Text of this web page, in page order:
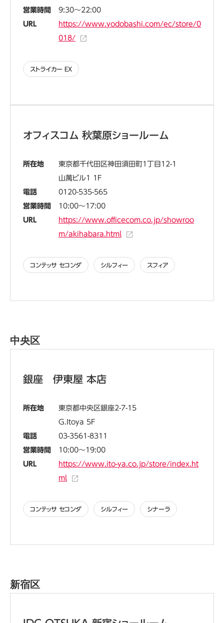
営業時間
9:30～22:00
URL
https://www.yodobashi.com/ec/store/0
018/
ストライカー EX
オフィスコム 秋葉原ショールーム
所在地
東京都千代田区神田須田町1丁目12-1
山萬ビル1 1F
電話
0120-535-565
営業時間
10:00～17:00
URL
https://www.officecom.co.jp/showroo
m/akihabara.html
コンテッサ セコンダ シルフィー スフィア
中央区
銀座 伊東屋 本店
所在地
東京都中央区銀座2-7-15
G.Itoya 5F
電話
03-3561-8311
営業時間
10:00～19:00
URL
https://www.ito-ya.co.jp/store/index.ht
ml
コンテッサ セコンダ シルフィー シナーラ
新宿区